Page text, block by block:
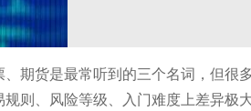
期货是最常听到的三个名词，但很
则、风险等级、入门难度上差异极